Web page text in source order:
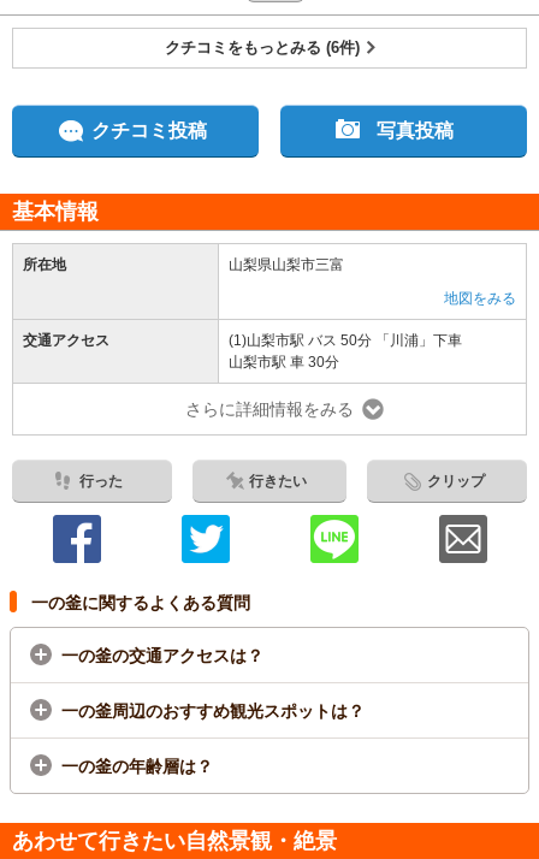
クチコミをもっとみる (6件)
クチコミ投稿 写真投稿
基本情報
所在地
山梨県山梨市三富
地図をみる
交通アクセス
(1)山梨市駅 バス 50分 「川浦」下車
山梨市駅 車 30分
さらに詳細情報をみる
行った 行きたい クリップ
一の釜に関するよくある質問
一の釜の交通アクセスは？
一の釜周辺のおすすめ観光スポットは？
一の釜の年齢層は？
あわせて行きたい自然景観・絶景